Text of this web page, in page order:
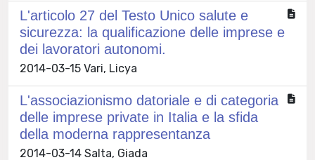
L'articolo 27 del Testo Unico salute e
sicurezza: la qualificazione delle imprese e
dei lavoratori autonomi.
2014-03-15 Vari, Licya
L'associazionismo datoriale e di categoria
delle imprese private in Italia e la sfida
della moderna rappresentanza
2014-03-14 Salta, Giada